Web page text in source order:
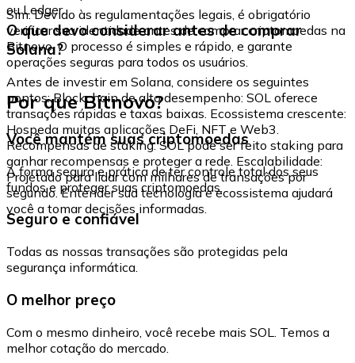
ou Ledger.
Sim. Devido às regulamentações legais, é obrigatório
verificar sua identidade antes de comprar criptomoedas na
Bitnovo. O processo é simples e rápido, e garante
operações seguras para todos os usuários.
O que devo considerar antes de comprar
Solana?
Antes de investir em Solana, considere os seguintes
pontos: Blockchain de alto desempenho: SOL oferece
transações rápidas e taxas baixas. Ecossistema crescente:
Hospeda muitas aplicações DeFi, NFT e Web3.
Recompensas de staking: SOL pode ser feito staking para
ganhar recompensas e proteger a rede. Escalabilidade:
Projetado para lidar com milhares de transações por
segundo. Entender sua tecnologia e ecossistema ajudará
você a tomar decisões informadas.
Por que Bitnovo?
Você mantém suas criptomoedas
A forma segura e prática de ter controle total dos seus
fundos e proteger suas criptomoedas.
Seguro e confiável
Todas as nossas transações são protegidas pela
segurança informática.
O melhor preço
Com o mesmo dinheiro, você recebe mais SOL. Temos a
melhor cotação do mercado.